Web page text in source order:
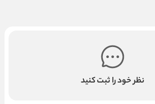
نظر خود را ثبت کنید